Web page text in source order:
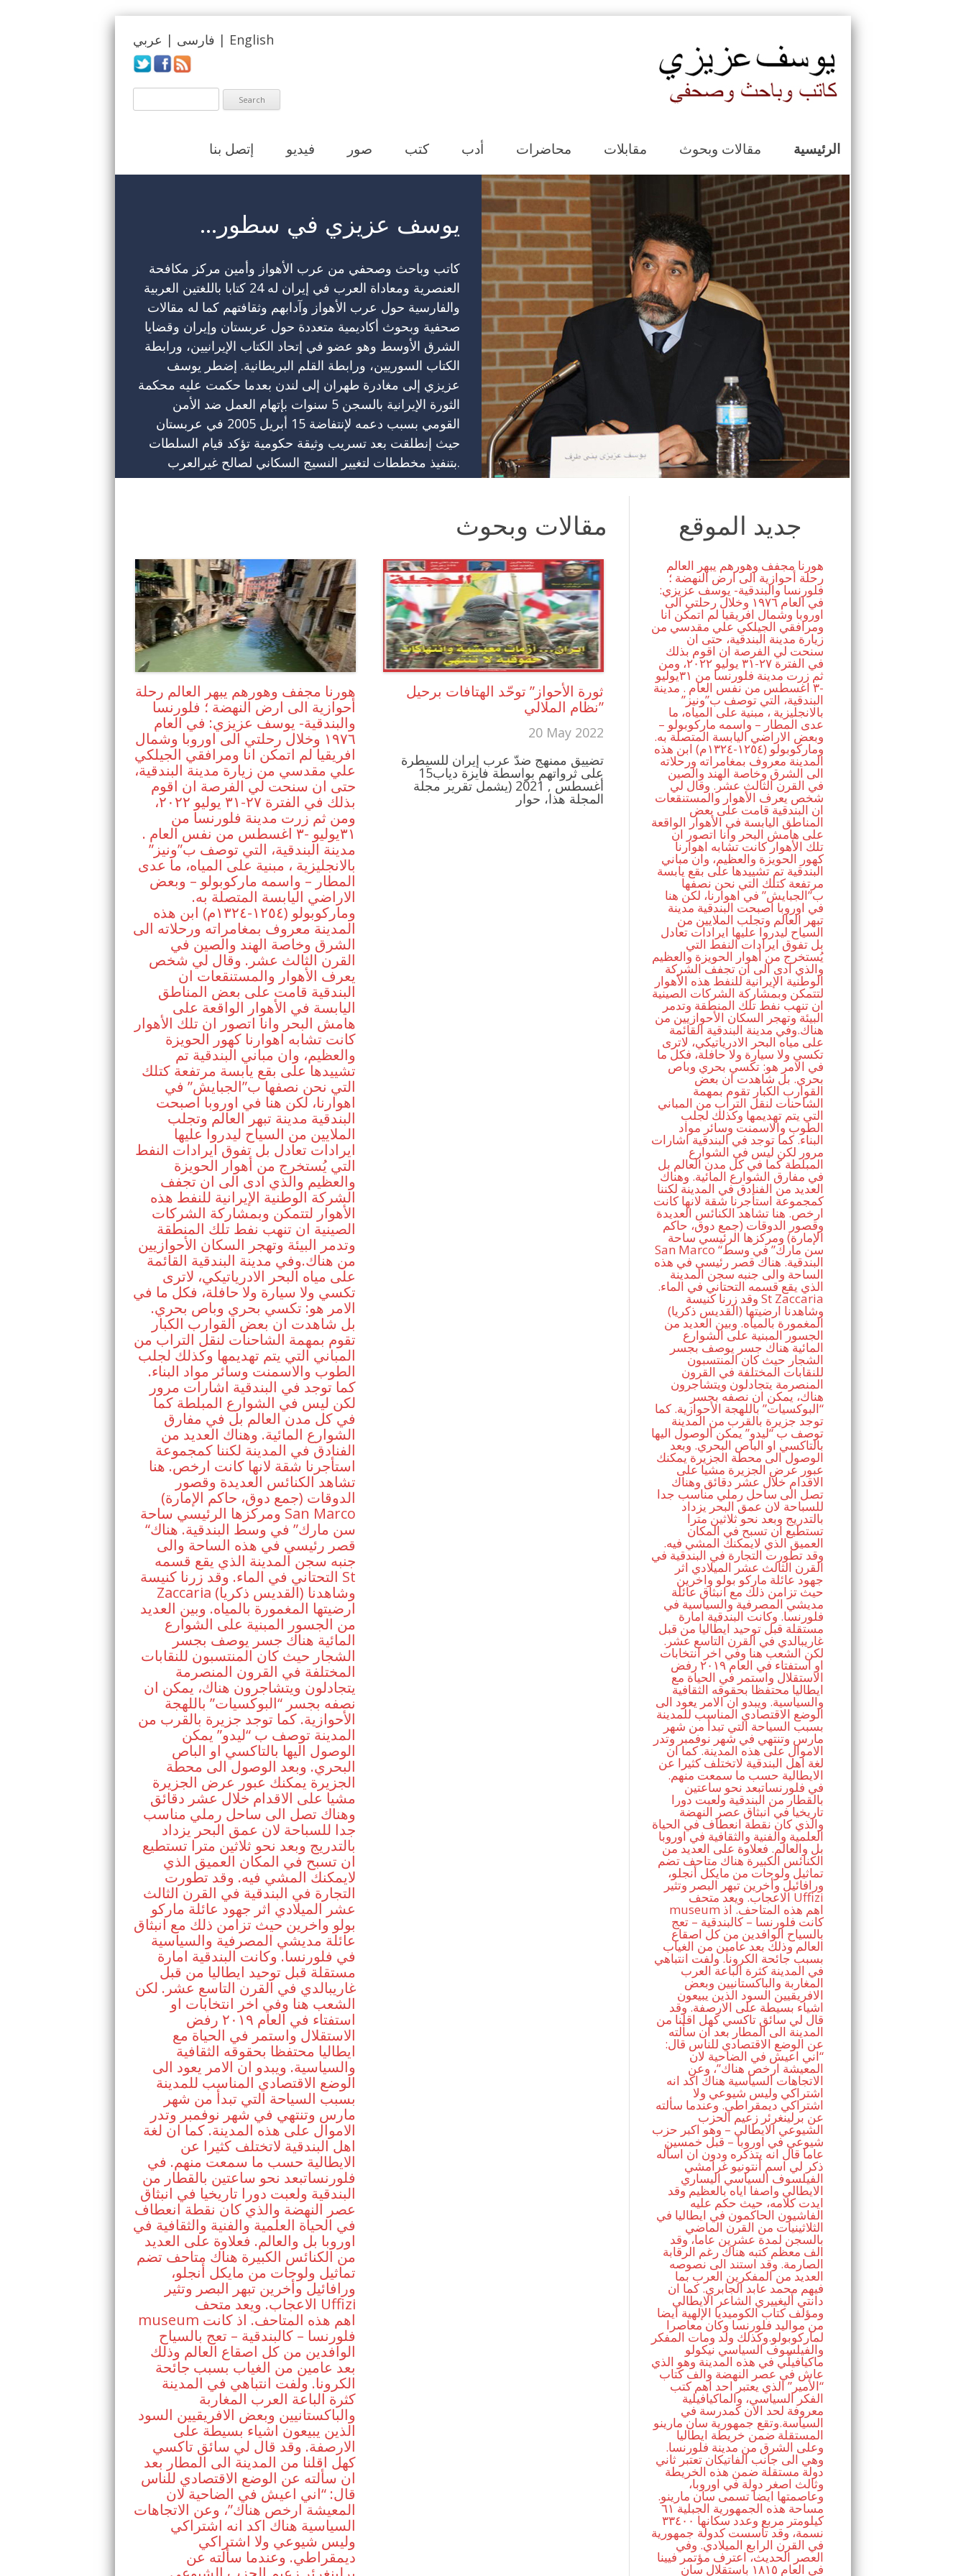
فارسی | عربي | English
إتصل بنا فيديو صور كتب أدب محاضرات مقابلات مقالات وبحوث الرئيسية
…يوسف عزيزي في سطور
كاتب وباحث وصحفي من عرب الأهواز وأمين مركز مكافحة
العنصرية ومعاداة العرب في إيران له 24 كتابا باللغتين العربية
والفارسية حول عرب الأهواز وآدابهم وثقافتهم كما له مقالات
صحفية وبحوث أكاديمية متعددة حول عربستان وإيران وقضايا
الشرق الأوسط وهو عضو في إتحاد الكتاب الإيرانيين، ورابطة
الكتاب السوريين، ورابطة القلم البريطانية. إضطر يوسف
عزيزي إلى مغادرة طهران إلى لندن بعدما حكمت عليه محكمة
الثورة الإيرانية بالسجن 5 سنوات بإتهام العمل ضد الأمن
القومي بسبب دعمه لإنتفاضة 15 أبريل 2005 في عربستان
حيث إنطلقت بعد تسريب وثيقة حكومية تؤكد قيام السلطات
بتنفيذ مخططات لتغيير النسيج السكاني لصالح غيرالعرب.
مقالات وبحوث
هورنا مجفف وهورهم يبهر العالم رحلة
أحوازية الى ارض النهضة ؛ فلورنسا
والبندقية- يوسف عزيزي: في العام
١٩٧٦ وخلال رحلتي الى اوروبا وشمال
افريقيا لم اتمكن انا ومرافقي الجيلكي
علي مقدسي من زيارة مدينة البندقية،
حتى ان سنحت لي الفرصة ان اقوم
بذلك في الفترة ٢٧-٣١ يوليو ٢٠٢٢،
ومن ثم زرت مدينة فلورنسا من
٣١يوليو -٣ اغسطس من نفس العام .
مدينة البندقية، التي توصف ب”ونيز”
بالانجليزية ، مبنية على المياه، ما عدى
المطار – واسمه ماركوبولو – وبعض
الاراضي اليابسة المتصلة به.
وماركوبولو (١٢٥٤-١٣٢٤م) ابن هذه
المدينة معروف بمغامراته ورحلاته الى
الشرق وخاصة الهند والصين في
القرن الثالث عشر. وقال لي شخص
يعرف الأهوار والمستنقعات ان
البندقية قامت على بعض المناطق
اليابسة في الأهوار الواقعة على
هامش البحر وانا اتصور ان تلك الأهوار
كانت تشابه اهوارنا كهور الحويزة
والعظيم، وان مباني البندقية تم
تشييدها على بقع يابسة مرتفعة كتلك
التي نحن نصفها ب”الجبايش” في
اهوارنا، لكن هنا في اوروبا اصبحت
البندقية مدينة تبهر العالم وتجلب
الملايين من السياح ليدروا عليها
ايرادات تعادل بل تفوق ايرادات النفط
التي يُستخرج من أهوار الحويزة
والعظيم والذي ادى الى ان تجفف
الشركة الوطنية الإيرانية للنفط هذه
الأهوار لتتمكن وبمشاركة الشركات
الصينية ان تنهب نفط تلك المنطقة
وتدمر البيئة وتهجر السكان الأحوازيين
من هناك.وفي مدينة البندقية القائمة
على مياه البحر الادرياتيكي، لاترى
تكسي ولا سيارة ولا حافلة، فكل ما في
الامر هو: تكسي بحري وباص بحري.
بل شاهدت ان بعض القوارب الكبار
تقوم بمهمة الشاحنات لنقل التراب من
المباني التي يتم تهديمها وكذلك لجلب
الطوب والاسمنت وسائر مواد البناء.
كما توجد في البندقية اشارات مرور
لكن ليس في الشوارع المبلطة كما
في كل مدن العالم بل في مفارق
الشوارع المائية. وهناك العديد من
الفنادق في المدينة لكننا كمجموعة
استأجرنا شقة لانها كانت ارخص. هنا
تشاهد الكنائس العديدة وقصور
الدوقات (جمع دوق، حاكم الإمارة)
ومركزها الرئيسي ساحة San Marco
“سن مارك” في وسط البندقية. هناك
قصر رئيسي في هذه الساحة والى
جنبه سجن المدينة الذي يقع قسمه
التحتاني في الماء. وقد زرنا كنيسة St
Zaccaria (القديس ذكريا) وشاهدنا
ارضيتها المغمورة بالمياه. وبين العديد
من الجسور المبنية على الشوارع
المائية هناك جسر يوصف بجسر
الشجار حيث كان المنتسبون للنقابات
المختلفة في القرون المنصرمة
يتجادلون ويتشاجرون هناك، يمكن ان
نصفه بجسر “البوكسيات” باللهجة
الأحوازية. كما توجد جزيرة بالقرب من
المدينة توصف ب “ليدو” يمكن
الوصول اليها بالتاكسي او الباص
البحري. وبعد الوصول الى محطة
الجزيرة يمكنك عبور عرض الجزيرة
مشيا على الاقدام خلال عشر دقائق
وهناك تصل الى ساحل رملي مناسب
جدا للسباحة لان عمق البحر يزداد
بالتدريج وبعد نحو ثلاثين مترا تستطيع
ان تسبح في المكان العميق الذي
لايمكنك المشي فيه. وقد تطورت
التجارة في البندقية في القرن الثالث
عشر الميلادي اثر جهود عائلة ماركو
بولو واخرين حيث تزامن ذلك مع انبثاق
عائلة مديشي المصرفية والسياسية
في فلورنسا. وكانت البندقية امارة
مستقلة قبل توحيد ايطاليا من قبل
غاريبالدي في القرن التاسع عشر. لكن
الشعب هنا وفي اخر انتخابات او
استفتاء في العام ٢٠١٩ رفض
الاستقلال واستمر في الحياة مع
ايطاليا محتفظا بحقوقه الثقافية
والسياسية. ويبدو ان الامر يعود الى
الوضع الاقتصادي المناسب للمدينة
بسبب السياحة التي تبدأ من شهر
مارس وتنتهي في شهر نوفمبر وتدر
الاموال على هذه المدينة. كما ان لغة
اهل البندقية لاتختلف كثيرا عن
الايطالية حسب ما سمعت منهم. في
فلورنساتبعد نحو ساعتين بالقطار من
البندقية ولعبت دورا تاريخيا في انبثاق
عصر النهضة والذي كان نقطة انعطاف
في الحياة العلمية والفنية والثقافية في
اوروبا بل والعالم. فعلاوة على العديد
من الكنائس الكبيرة هناك متاحف تضم
تماثيل ولوحات من مايكل أنجلو،
ورافائيل وأخرين تبهر البصر وتثير
الاعجاب. ويعد متحف Uffizi
museum اهم هذه المتاحف. اذ كانت
فلورنسا – كالبندقية – تعج بالسياح
الوافدين من كل اصقاع العالم وذلك
بعد عامين من الغياب بسبب جائحة
الكرونا. ولفت انتباهي في المدينة
كثرة الباعة العرب المغاربة
والباكستانيين وبعض الافريقيين السود
الذين يبيعون اشياء بسيطة على
الارصفة. وقد قال لي سائق تاكسي
كهل اقلنا من المدينة الى المطار بعد
ان سألته عن الوضع الاقتصادي للناس
قال: “اني اعيش في الضاحية لان
المعيشة ارخص هناك”، وعن الاتجاهات
السياسية هناك اكد انه اشتراكي
وليس شيوعي ولا اشتراكي
ديمقراطي. وعندما سألته عن
ثورة الأحواز” توحّد الهتافات برحيل
نظام الملالي”
20 May 2022
تضييق ممنهج ضدّ عرب إيران للسيطرة
على ثرواتهم بواسطة فايزة دياب15
أغسطس , 2021 (يشمل تقرير مجلة
المجلة هذا، حوار
جديد الموقع
هورنا مجفف وهورهم يبهر العالم
رحلة أحوازية الى ارض النهضة ؛
فلورنسا والبندقية- يوسف عزيزي:
في العام ١٩٧٦ وخلال رحلتي الى
اوروبا وشمال افريقيا لم اتمكن انا
ومرافقي الجيلكي علي مقدسي من
زيارة مدينة البندقية، حتى ان
سنحت لي الفرصة ان اقوم بذلك
في الفترة ٢٧-٣١ يوليو ٢٠٢٢، ومن
ثم زرت مدينة فلورنسا من ٣١يوليو
-٣ اغسطس من نفس العام . مدينة
البندقية، التي توصف ب”ونيز”
بالانجليزية ، مبنية على المياه، ما
عدى المطار – واسمه ماركوبولو –
وبعض الاراضي اليابسة المتصلة به.
وماركوبولو (١٢٥٤-١٣٢٤م) ابن هذه
المدينة معروف بمغامراته ورحلاته
الى الشرق وخاصة الهند والصين
في القرن الثالث عشر. وقال لي
شخص يعرف الأهوار والمستنقعات
ان البندقية قامت على بعض
المناطق اليابسة في الأهوار الواقعة
على هامش البحر وانا اتصور ان
تلك الأهوار كانت تشابه اهوارنا
كهور الحويزة والعظيم، وان مباني
البندقية تم تشييدها على بقع يابسة
مرتفعة كتلك التي نحن نصفها
ب”الجبايش” في اهوارنا، لكن هنا
في اوروبا اصبحت البندقية مدينة
تبهر العالم وتجلب الملايين من
السياح ليدروا عليها ايرادات تعادل
بل تفوق ايرادات النفط التي
يُستخرج من أهوار الحويزة والعظيم
والذي ادى الى ان تجفف الشركة
الوطنية الإيرانية للنفط هذه الأهوار
لتتمكن وبمشاركة الشركات الصينية
ان تنهب نفط تلك المنطقة وتدمر
البيئة وتهجر السكان الأحوازيين من
هناك.وفي مدينة البندقية القائمة
على مياه البحر الادرياتيكي، لاترى
تكسي ولا سيارة ولا حافلة، فكل ما
في الامر هو: تكسي بحري وباص
بحري. بل شاهدت ان بعض
القوارب الكبار تقوم بمهمة
الشاحنات لنقل التراب من المباني
التي يتم تهديمها وكذلك لجلب
الطوب والاسمنت وسائر مواد
البناء. كما توجد في البندقية اشارات
مرور لكن ليس في الشوارع
المبلطة كما في كل مدن العالم بل
في مفارق الشوارع المائية. وهناك
العديد من الفنادق في المدينة لكننا
كمجموعة استأجرنا شقة لانها كانت
ارخص. هنا تشاهد الكنائس العديدة
وقصور الدوقات (جمع دوق، حاكم
الإمارة) ومركزها الرئيسي ساحة
San Marco “سن مارك” في وسط
البندقية. هناك قصر رئيسي في هذه
الساحة والى جنبه سجن المدينة
الذي يقع قسمه التحتاني في الماء.
وقد زرنا كنيسة St Zaccaria
(القديس ذكريا) وشاهدنا ارضيتها
المغمورة بالمياه. وبين العديد من
الجسور المبنية على الشوارع
المائية هناك جسر يوصف بجسر
الشجار حيث كان المنتسبون
للنقابات المختلفة في القرون
المنصرمة يتجادلون ويتشاجرون
هناك، يمكن ان نصفه بجسر
“البوكسيات” باللهجة الأحوازية. كما
توجد جزيرة بالقرب من المدينة
توصف ب “ليدو” يمكن الوصول اليها
بالتاكسي او الباص البحري. وبعد
الوصول الى محطة الجزيرة يمكنك
عبور عرض الجزيرة مشيا على
الاقدام خلال عشر دقائق وهناك
تصل الى ساحل رملي مناسب جدا
للسباحة لان عمق البحر يزداد
بالتدريج وبعد نحو ثلاثين مترا
تستطيع ان تسبح في المكان
العميق الذي لايمكنك المشي فيه.
وقد تطورت التجارة في البندقية في
القرن الثالث عشر الميلادي اثر
جهود عائلة ماركو بولو واخرين
حيث تزامن ذلك مع انبثاق عائلة
مديشي المصرفية والسياسية في
فلورنسا. وكانت البندقية امارة
مستقلة قبل توحيد ايطاليا من قبل
غاريبالدي في القرن التاسع عشر.
لكن الشعب هنا وفي اخر انتخابات
او استفتاء في العام ٢٠١٩ رفض
الاستقلال واستمر في الحياة مع
ايطاليا محتفظا بحقوقه الثقافية
والسياسية. ويبدو ان الامر يعود الى
الوضع الاقتصادي المناسب للمدينة
بسبب السياحة التي تبدأ من شهر
مارس وتنتهي في شهر نوفمبر وتدر
الاموال على هذه المدينة. كما ان
لغة اهل البندقية لاتختلف كثيرا عن
الايطالية حسب ما سمعت منهم.
في فلورنساتبعد نحو ساعتين
بالقطار من البندقية ولعبت دورا
تاريخيا في انبثاق عصر النهضة
والذي كان نقطة انعطاف في الحياة
العلمية والفنية والثقافية في اوروبا
بل والعالم. فعلاوة على العديد من
الكنائس الكبيرة هناك متاحف تضم
تماثيل ولوحات من مايكل أنجلو،
ورافائيل وأخرين تبهر البصر وتثير
الاعجاب. ويعد متحف Uffizi
museum اهم هذه المتاحف. اذ
كانت فلورنسا – كالبندقية – تعج
بالسياح الوافدين من كل اصقاع
العالم وذلك بعد عامين من الغياب
بسبب جائحة الكرونا. ولفت انتباهي
في المدينة كثرة الباعة العرب
المغاربة والباكستانيين وبعض
الافريقيين السود الذين يبيعون
اشياء بسيطة على الارصفة. وقد
قال لي سائق تاكسي كهل اقلنا من
المدينة الى المطار بعد ان سألته
عن الوضع الاقتصادي للناس قال:
“اني اعيش في الضاحية لان
المعيشة ارخص هناك”، وعن
الاتجاهات السياسية هناك اكد انه
اشتراكي وليس شيوعي ولا
اشتراكي ديمقراطي. وعندما سألته
عن برلينغرئر زعيم الحزب
الشيوعي الايطالي – وهو اكبر حزب
شيوعي في اوروبا – قبل خمسين
عاما قال انه يتذكره ودون ان اسأله
ذكر لي اسم أنتونيو غرامشي
الفيلسوف السياسي اليساري
الايطالي واصفا اياه بالعظيم وقد
ايدت كلامه، حيث حكم عليه
الفاشيون الحاكمون في ايطاليا في
الثلاثينيات من القرن الماضي
بالسجن لمدة عشرين عاما، وقد
الف معظم كتبه هناك رغم الرقابة
الصارمة. وقد استند الى نصوصه
العديد من المفكرين العرب بما
فيهم محمد عابد الجابري. كما ان
دانتي أليغييري الشاعر الايطالي
ومؤلف كتاب الكوميديا الإلهية ايضا
من مواليد فلورنسا وكان معاصرا
لماركوبولو.وكذلك ولد ومات المفكر
والفيلسوف السياسي نيكولو
ماكيافيلّي في هذه المدينة وهو الذي
عاش في عصر النهضة والف كتاب
“الأمير” الذي يعتبر احد اهم كتب
الفكر السياسي، والماكيافيلية
معروفة لحد الان كمدرسة في
السياسة.وتقع جمهورية سان مارينو
المستقلة ضمن خريطة ايطاليا
وعلى الشرق من مدينة فلورنسا.
وهي الى جانب الفاتيكان تعتبر ثاني
دولة مستقلة ضمن هذه الخريطة
وثالث اصغر دولة في اوروبا،
وعاصمتها ايضا تسمى سان مارينو.
مساحة هذه الجمهورية الجبلية ٦١
كيلومتر مربع وعدد سكانها ٣٣٤٠٠
نسمة، وقد تأسست كدولة جمهورية
في القرن الرابع الميلادي. وفي
العصر الحديث، اعترف مؤتمر فيينا
في العام ١٨١٥ باستقلال سان